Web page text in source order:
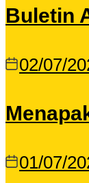
Buletin
02/07/
01/07/